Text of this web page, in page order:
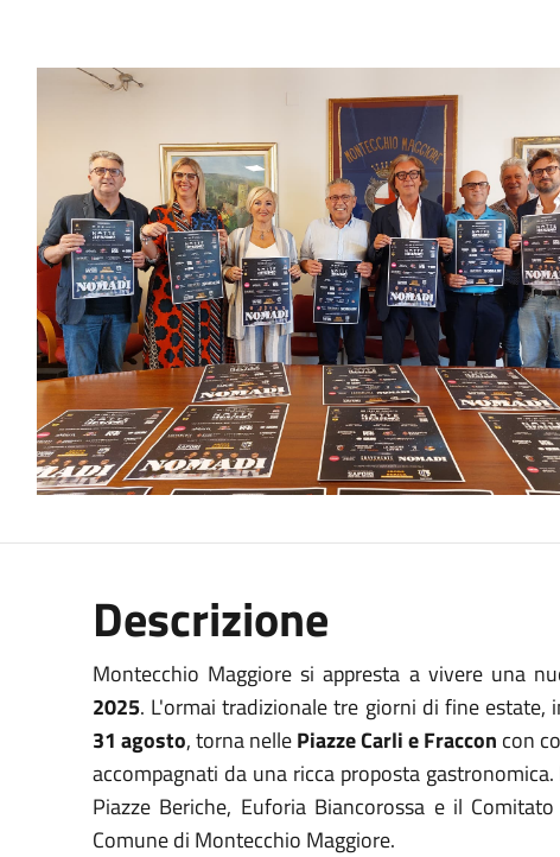
Descrizione
Montecchio Maggiore si appresta a vivere una
2025. L'ormai tradizionale tre giorni di fine estate,
31 agosto, torna nellePiazze Carli e Fraccon con
accompagnati da una ricca proposta
Piazze Beriche, Euforia Biancorossa e il
Comune di Montecchio Maggiore.